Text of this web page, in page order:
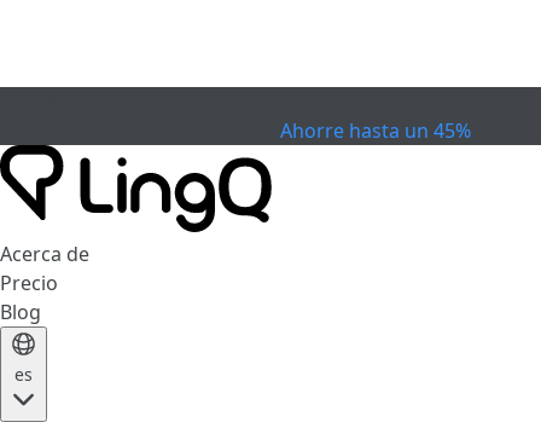
Ahorre hasta un 45%
Acerca de
Precio
Blog
es